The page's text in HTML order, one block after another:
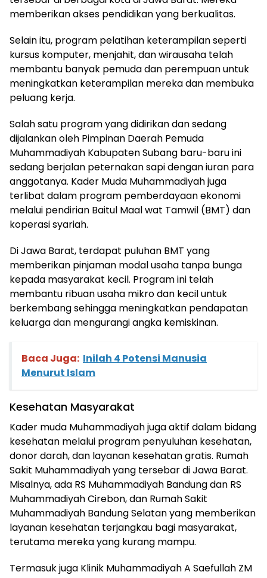
memberikan akses pendidikan yang berkualitas.
Selain itu, program pelatihan keterampilan seperti
kursus komputer, menjahit, dan wirausaha telah
membantu banyak pemuda dan perempuan untuk
meningkatkan keterampilan mereka dan membuka
peluang kerja.
Salah satu program yang didirikan dan sedang
dijalankan oleh Pimpinan Daerah Pemuda
Muhammadiyah Kabupaten Subang baru-baru ini
sedang berjalan peternakan sapi dengan iuran para
anggotanya. Kader Muda Muhammadiyah juga
terlibat dalam program pemberdayaan ekonomi
melalui pendirian Baitul Maal wat Tamwil (BMT) dan
koperasi syariah.
Di Jawa Barat, terdapat puluhan BMT yang
memberikan pinjaman modal usaha tanpa bunga
kepada masyarakat kecil. Program ini telah
membantu ribuan usaha mikro dan kecil untuk
berkembang sehingga meningkatkan pendapatan
keluarga dan mengurangi angka kemiskinan.
Baca Juga: Inilah 4 Potensi Manusia
Menurut Islam
Kesehatan Masyarakat
Kader muda Muhammadiyah juga aktif dalam bidang
kesehatan melalui program penyuluhan kesehatan,
donor darah, dan layanan kesehatan gratis. Rumah
Sakit Muhammadiyah yang tersebar di Jawa Barat.
Misalnya, ada RS Muhammadiyah Bandung dan RS
Muhammadiyah Cirebon, dan Rumah Sakit
Muhammadiyah Bandung Selatan yang memberikan
layanan kesehatan terjangkau bagi masyarakat,
terutama mereka yang kurang mampu.
Termasuk juga Klinik Muhammadiyah A Saefullah ZM